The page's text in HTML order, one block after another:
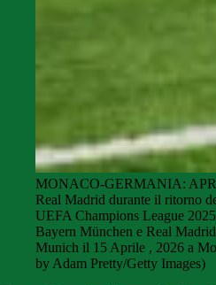
MONACO-GERMANIA:
Real Madrid durante il ritorno
UEFA Champions League
Bayern München e Real
Munich il 15 Aprile , 2026 a
by Adam Pretty/Getty Images)